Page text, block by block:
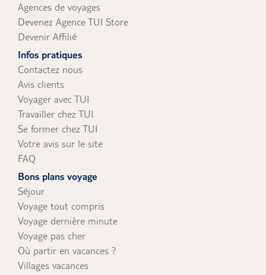
Agences de voyages
Devenez Agence TUI Store
Devenir Affilié
Infos pratiques
Contactez nous
Avis clients
Voyager avec TUI
Travailler chez TUI
Se former chez TUI
Votre avis sur le site
FAQ
Bons plans voyage
Séjour
Voyage tout compris
Voyage dernière minute
Voyage pas cher
Où partir en vacances ?
Villages vacances